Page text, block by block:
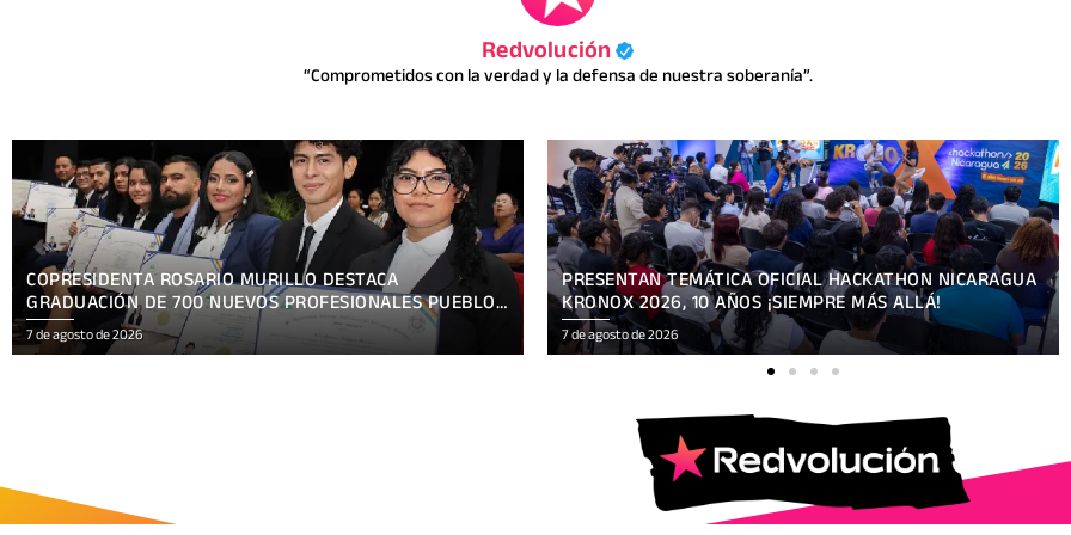
Redvolución
“Comprometidos con la verdad y la defensa de nuestra soberanía”.
PRESENTAN TEMÁTICA OFICIAL HACKATHON NICARAGUA
KRONOX 2026, 10 AÑOS ¡SIEMPRE MÁS ALLÁ!
7 de agosto de 2026
ENCUENTRO DE APRENDIZAJE SOBRE COMUNICACIÓN E
INTELIGENCIA ARTIFICIAL
7 de agosto de 2026